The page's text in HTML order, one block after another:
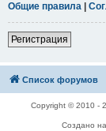
Общие правила
Регистрация
Список форумов
Copyright © 2010 -
Создано